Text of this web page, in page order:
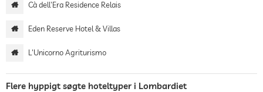
Cà dell'Era Residence Relais
Eden Reserve Hotel & Villas
L'Unicorno Agriturismo
Flere hyppigt søgte hoteltyper i Lombardiet